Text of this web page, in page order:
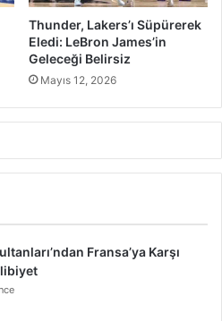
Thunder, Lakers’ı Süpürerek
Eledi: LeBron James’in
Geleceği Belirsiz
Mayıs 12, 2026
Fransa’ya Karşı